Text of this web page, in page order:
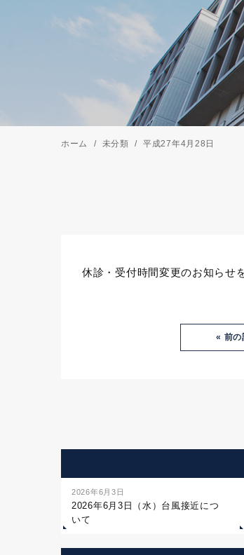
ホーム 未分類 平成27年4月28日
休診・受付時間変更のお知らせ
« 前の
2026年6月3日
2026年6月3日（水）台風接近につ
いて